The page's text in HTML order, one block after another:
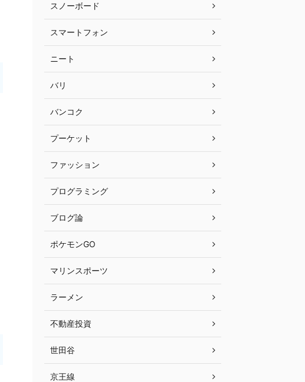
スノーボード
スマートフォン
ニート
バリ
バンコク
プーケット
ファッション
プログラミング
ブログ論
ポケモンGO
マリンスポーツ
ラーメン
不動産投資
世田谷
京王線